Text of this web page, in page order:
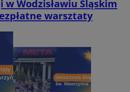
w Wodzisławiu Śląskim
warsztaty